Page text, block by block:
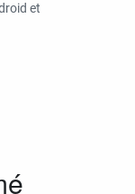
et